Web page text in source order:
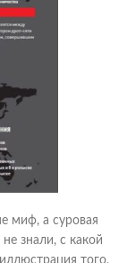
миф, а суровая
знали, с какой